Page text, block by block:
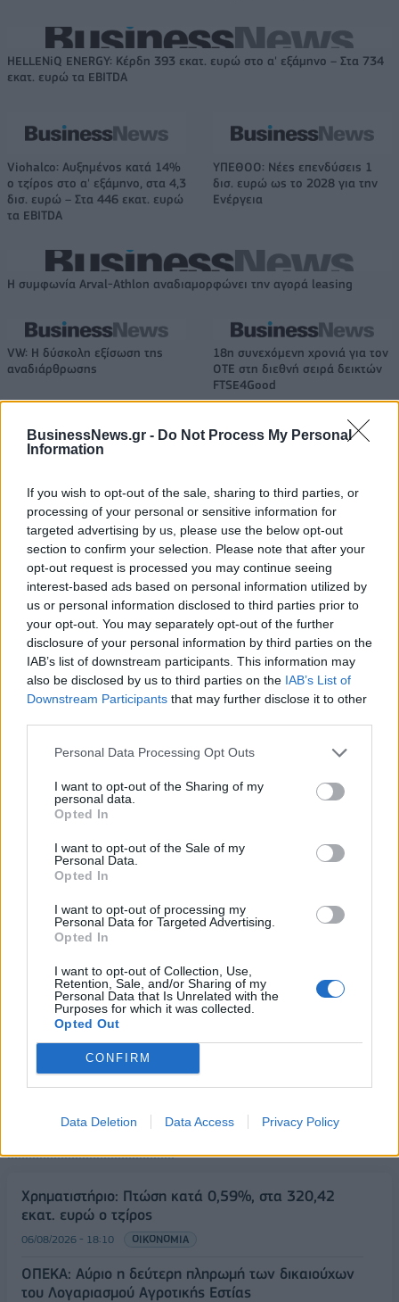
BusinessNews.gr - Do Not Process My Personal
Information
If you wish to opt-out of the sale, sharing to third parties, or
processing of your personal or sensitive information for
targeted advertising by us, please use the below opt-out
section to confirm your selection. Please note that after your
opt-out request is processed you may continue seeing
interest-based ads based on personal information utilized by
us or personal information disclosed to third parties prior to
your opt-out. You may separately opt-out of the further
disclosure of your personal information by third parties on the
IAB’s list of downstream participants. This information may
also be disclosed by us to third parties on the IAB’s List of
Downstream Participants that may further disclose it to other
Personal Data Processing Opt Outs
I want to opt-out of the Sharing of my
personal data.
Opted In
I want to opt-out of the Sale of my
Personal Data.
Opted In
I want to opt-out of processing my
Personal Data for Targeted Advertising.
Opted In
I want to opt-out of Collection, Use,
Retention, Sale, and/or Sharing of my
Personal Data that Is Unrelated with the
Purposes for which it was collected.
Opted Out
CONFIRM
Data Deletion Data Access Privacy Policy
HELLENiQ ENERGY: Κέρδη 393 εκατ. ευρώ στο α' εξάμηνο – Στα 734
εκατ. ευρώ τα EBITDA
Viohalco: Αυξημένος κατά 14%
ο τζίρος στο α' εξάμηνο, στα 4,3
δισ. ευρώ – Στα 446 εκατ. ευρώ
τα EBITDA
ΥΠΕΘΟΟ: Νέες επενδύσεις 1
δισ. ευρώ ως το 2028 για την
Ενέργεια
Η συμφωνία Arval-Athlon αναδιαμορφώνει την αγορά leasing
VW: Η δύσκολη εξίσωση της
αναδιάρθρωσης
18η συνεχόμενη χρονιά για τον
ΟΤΕ στη διεθνή σειρά δεικτών
FTSE4Good
Alpha Bank: Για πρώτη φορά το Αρχαίο Θέατρο Επιδαύρου άνοιξε τις
ESG Report 2025: Πώς η ΑΒ Βασιλόπουλος μετατρέπει τη
βιωσιμότητα σε καθημερινή πράξη
ΠΕΡΙΣΣΌΤΕΡΑ ΣΕ ΑΥΤΉ ΤΗΝ ΚΑΤΗΓΟΡΊΑ
Κορονοϊός: Νεαρός
θετικός στον ιό ταξίδεψε
σε νησιά
02/10/2020 - 12:37
μάσκας στο Facebook
ΡΟΗ ΕΙΔΗΣΕΩΝ
Χρηματιστήριο: Πτώση κατά 0,59%, στα 320,42
εκατ. ευρώ ο τζίρος
06/08/2026 - 18:10 ΟΙΚΟΝΟΜΙΑ
ΟΠΕΚΑ: Αύριο η δεύτερη πληρωμή των δικαιούχων
του Λογαριασμού Αγροτικής Εστίας